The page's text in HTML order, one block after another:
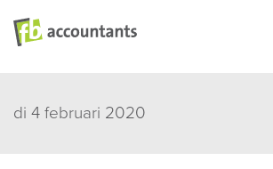
di 4 februari 2020